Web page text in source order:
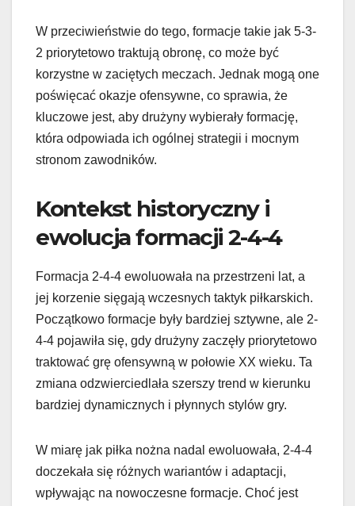
W przeciwieństwie do tego, formacje takie jak 5-3-
2 priorytetowo traktują obronę, co może być
korzystne w zaciętych meczach. Jednak mogą one
poświęcać okazje ofensywne, co sprawia, że
kluczowe jest, aby drużyny wybierały formację,
która odpowiada ich ogólnej strategii i mocnym
stronom zawodników.
Kontekst historyczny i
ewolucja formacji 2-4-4
Formacja 2-4-4 ewoluowała na przestrzeni lat, a
jej korzenie sięgają wczesnych taktyk piłkarskich.
Początkowo formacje były bardziej sztywne, ale 2-
4-4 pojawiła się, gdy drużyny zaczęły priorytetowo
traktować grę ofensywną w połowie XX wieku. Ta
zmiana odzwierciedlała szerszy trend w kierunku
bardziej dynamicznych i płynnych stylów gry.
W miarę jak piłka nożna nadal ewoluowała, 2-4-4
doczekała się różnych wariantów i adaptacji,
wpływając na nowoczesne formacje. Choć jest